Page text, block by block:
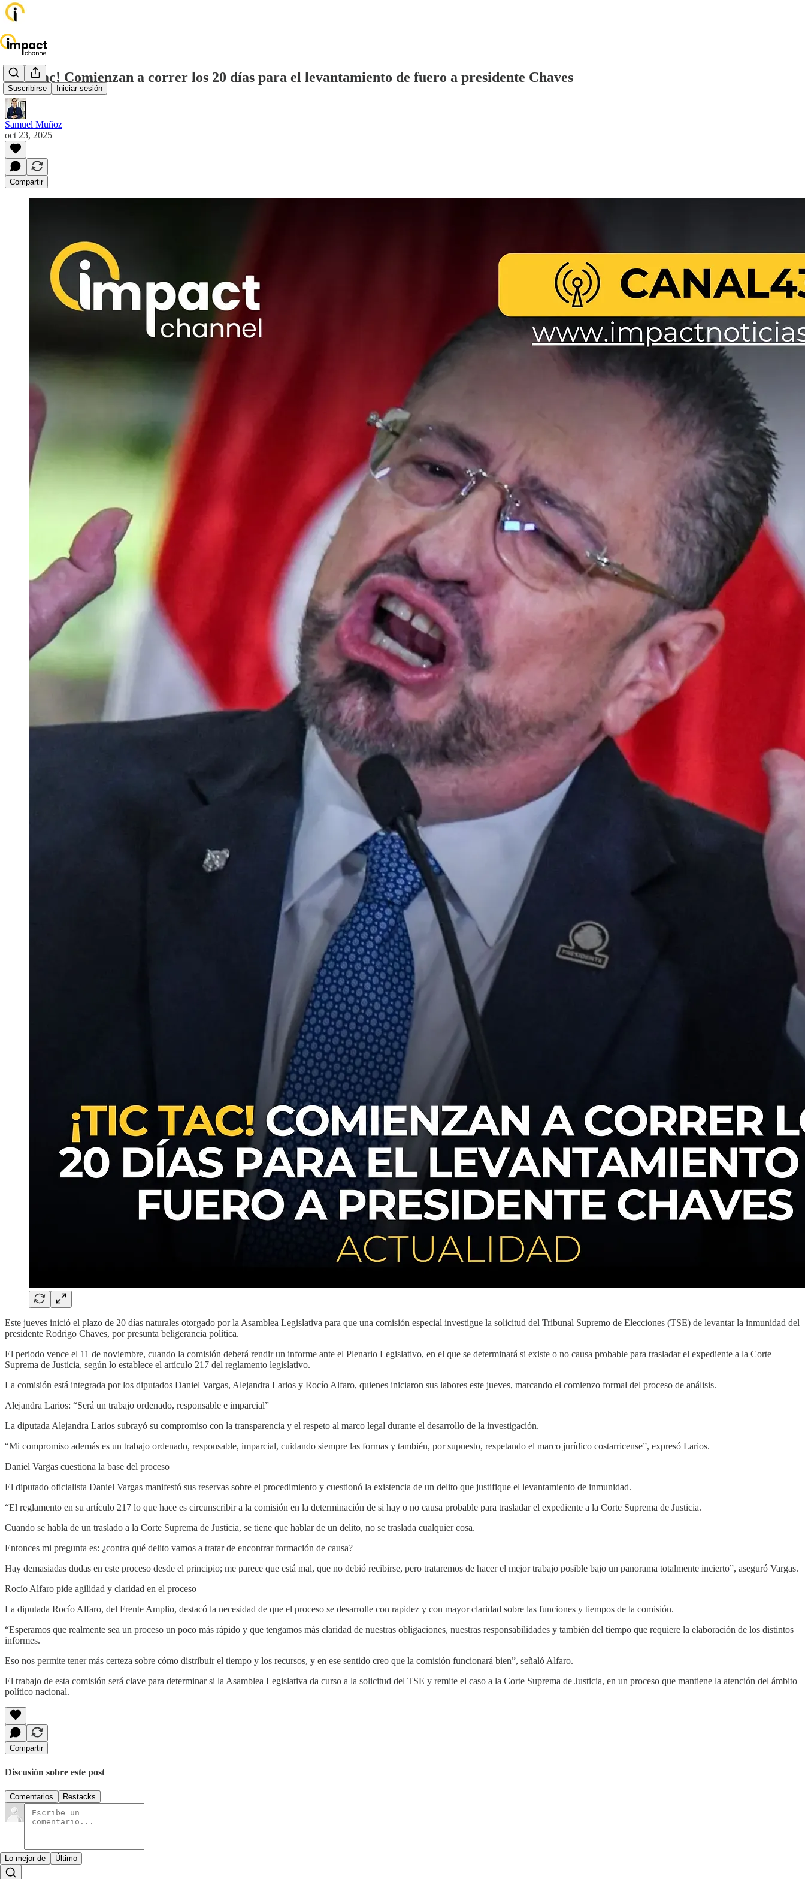
Suscribirse Iniciar sesión
¡Tic Tac! Comienzan a correr los 20 días para el levantamiento de fuero a presidente Chaves
Samuel Muñoz
oct 23, 2025
Compartir
Este jueves inició el plazo de 20 días naturales otorgado por la Asamblea Legislativa para que una comisión especial investigue la solicitud del Tribunal Supremo de Elecciones (TSE) de levantar la inmunidad del
presidente Rodrigo Chaves, por presunta beligerancia política.
El periodo vence el 11 de noviembre, cuando la comisión deberá rendir un informe ante el Plenario Legislativo, en el que se determinará si existe o no causa probable para trasladar el expediente a la Corte
Suprema de Justicia, según lo establece el artículo 217 del reglamento legislativo.
La comisión está integrada por los diputados Daniel Vargas, Alejandra Larios y Rocío Alfaro, quienes iniciaron sus labores este jueves, marcando el comienzo formal del proceso de análisis.
Alejandra Larios: “Será un trabajo ordenado, responsable e imparcial”
La diputada Alejandra Larios subrayó su compromiso con la transparencia y el respeto al marco legal durante el desarrollo de la investigación.
“Mi compromiso además es un trabajo ordenado, responsable, imparcial, cuidando siempre las formas y también, por supuesto, respetando el marco jurídico costarricense”, expresó Larios.
Daniel Vargas cuestiona la base del proceso
El diputado oficialista Daniel Vargas manifestó sus reservas sobre el procedimiento y cuestionó la existencia de un delito que justifique el levantamiento de inmunidad.
“El reglamento en su artículo 217 lo que hace es circunscribir a la comisión en la determinación de si hay o no causa probable para trasladar el expediente a la Corte Suprema de Justicia.
Cuando se habla de un traslado a la Corte Suprema de Justicia, se tiene que hablar de un delito, no se traslada cualquier cosa.
Entonces mi pregunta es: ¿contra qué delito vamos a tratar de encontrar formación de causa?
Hay demasiadas dudas en este proceso desde el principio; me parece que está mal, que no debió recibirse, pero trataremos de hacer el mejor trabajo posible bajo un panorama totalmente incierto”, aseguró Vargas.
Rocío Alfaro pide agilidad y claridad en el proceso
La diputada Rocío Alfaro, del Frente Amplio, destacó la necesidad de que el proceso se desarrolle con rapidez y con mayor claridad sobre las funciones y tiempos de la comisión.
“Esperamos que realmente sea un proceso un poco más rápido y que tengamos más claridad de nuestras obligaciones, nuestras responsabilidades y también del tiempo que requiere la elaboración de los distintos
informes.
Eso nos permite tener más certeza sobre cómo distribuir el tiempo y los recursos, y en ese sentido creo que la comisión funcionará bien”, señaló Alfaro.
El trabajo de esta comisión será clave para determinar si la Asamblea Legislativa da curso a la solicitud del TSE y remite el caso a la Corte Suprema de Justicia, en un proceso que mantiene la atención del ámbito
político nacional.
Compartir
Discusión sobre este post
Comentarios Restacks
Lo mejor de Último